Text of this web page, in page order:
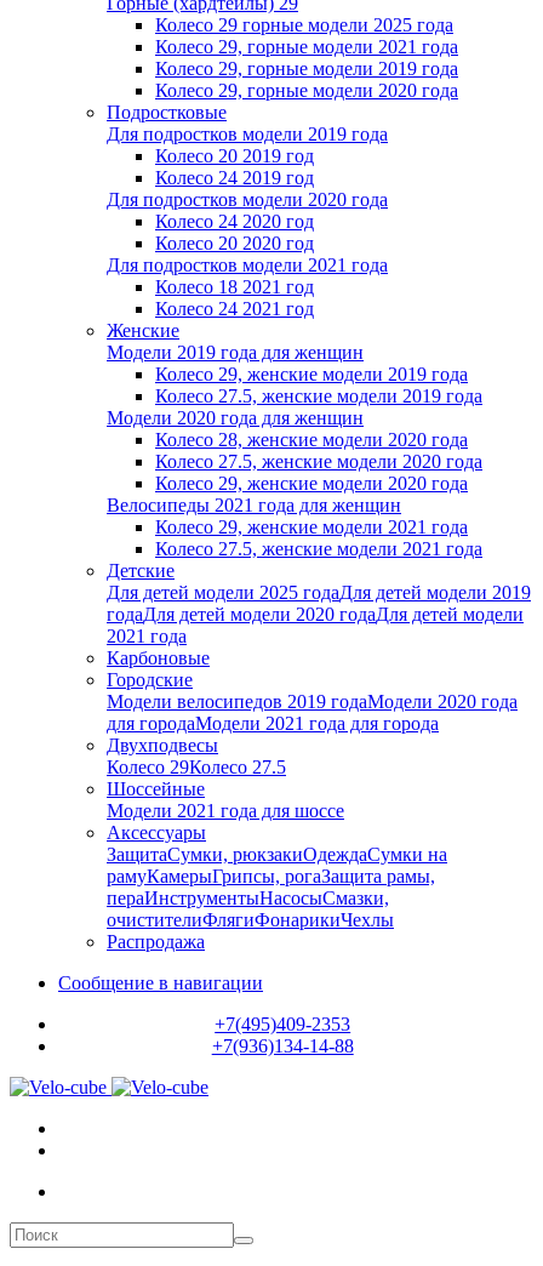
Колесо 29 горные модели 2025 года
Колесо 29, горные модели 2021 года
Колесо 29, горные модели 2019 года
Колесо 29, горные модели 2020 года
Подростковые
Для подростков модели 2019 года
Колесо 20 2019 год
Колесо 24 2019 год
Для подростков модели 2020 года
Колесо 24 2020 год
Колесо 20 2020 год
Для подростков модели 2021 года
Колесо 18 2021 год
Колесо 24 2021 год
Женскиe
Модели 2019 года для женщин
Колесо 29, женские модели 2019 года
Колесо 27.5, женские модели 2019 года
Модели 2020 года для женщин
Колесо 28, женские модели 2020 года
Колесо 27.5, женские модели 2020 года
Колесо 29, женские модели 2020 года
Велосипеды 2021 года для женщин
Колесо 29, женские модели 2021 года
Колесо 27.5, женские модели 2021 года
Детские
Для детей модели 2025 годаДля детей модели 2019
годаДля детей модели 2020 годаДля детей модели
2021 года
Карбоновые
Городские
Модели велосипедов 2019 годаМодели 2020 года
для городаМодели 2021 года для города
Двухподвесы
Колесо 29Колесо 27.5
Шоссейные
Модели 2021 года для шоссе
Аксессуары
ЗащитаСумки, рюкзакиОдеждаСумки на
рамуКамерыГрипсы, рогаЗащита рамы,
пераИнструментыНасосыСмазки,
очистителиФлягиФонарикиЧехлы
Распродажа
Сообщение в навигации
+7(495)409-2353
+7(936)134-14-88